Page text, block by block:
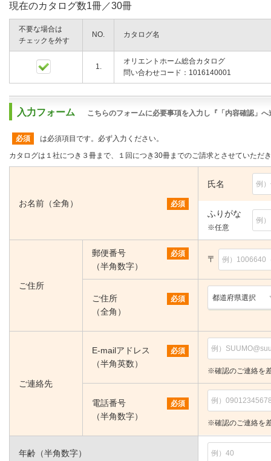
現在のカタログ数1冊／30冊
不要な場合は
チェックを外す
NO. カタログ名
1.
オリエントホーム総合カタログ
問い合わせコード：1016140001
入力フォーム こちらのフォームに必要事項を入力し『「内容確認」
必須
は必須項目です。必ず入力ください。
カタログは１社につき３冊まで、１回につき30冊までのご請求とさせていただ
お名前（全角） 必須
氏名
ふりがな
※任意
ご住所
郵便番号
（半角数字）
必須
〒
ご住所
（全角）
必須
ご連絡先
E-mailアドレス
（半角英数）
必須
※確認のご連絡を
電話番号
（半角数字）
必須
※確認のご連絡を
年齢（半角数字）